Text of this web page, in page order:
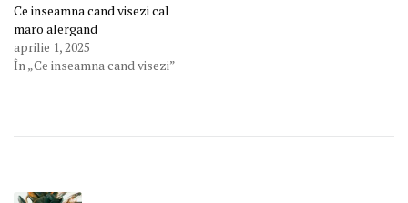
Ce inseamna cand visezi cal
maro alergand
aprilie 1, 2025
În „Ce inseamna cand visezi”